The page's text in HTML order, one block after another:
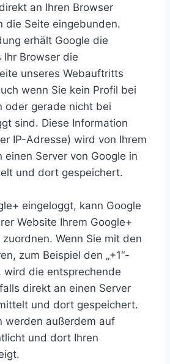
an Ihren Browser
die Seite eingebunden.
erhält Google die
Browser die
unseres Webauftritts
wenn Sie kein Profil bei
oder gerade nicht bei
sind. Diese Information
IP-Adresse) wird von Ihrem
einen Server von Google in
und dort gespeichert.
eingeloggt, kann Google
Website Ihrem Google+
Wenn Sie mit den
zum Beispiel den „+1“-
wird die entsprechende
direkt an einen Server
und dort gespeichert.
werden außerdem auf
und dort Ihren